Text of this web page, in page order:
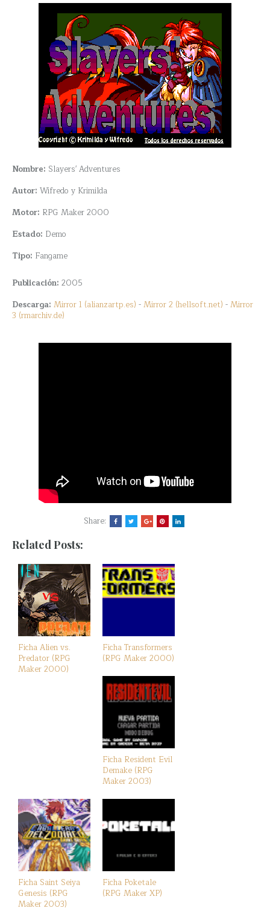
Nombre: Slayers' Adventures
Autor: Wifredo y Krimilda
Motor: RPG Maker 2000
Estado: Demo
Tipo: Fangame
Publicación: 2005
Descarga: Mirror 1 (alianzartp.es) -Mirror 2 (hellsoft.net) -Mirror
3 (rmarchiv.de)
Share:
Related Posts:
Ficha Alien vs.
Predator (RPG
Maker 2000)
Ficha Transformers
(RPG Maker 2000)
Ficha Resident Evil
Demake (RPG
Maker 2003)
Ficha Saint Seiya
Genesis (RPG
Maker 2003)
Ficha Poketale
(RPG Maker XP)